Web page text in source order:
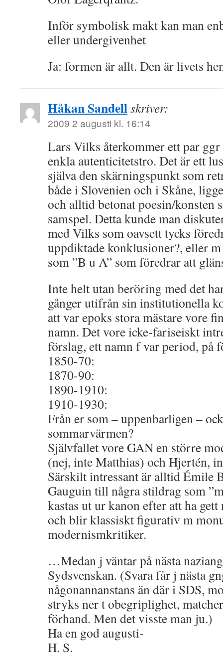
Inför symbolisk makt kan man
eller undergivenhet
Ja: formen är allt. Den är livets
Håkan Sandellskriver:
2009 2 augusti kl. 16:14
Lars Vilks återkommer ett par
enkla autenticitetstro. Det är ett
själva den skärningspunkt som
både i Slovenien och i Skåne,
och alltid betonat poesin/konsten
samspel. Detta kunde man
med Vilks som oavsett tycks
uppdiktade konklusioner?, eller
som ”B u A” som föredrar att
Inte helt utan beröring med det
gånger utifrån sin institutionella
att var epoks stora mästare vore
namn. Det vore icke-fariseiskt
förslag, ett namn f var period, på
1850-70:
1870-90:
1890-1910:
1910-1930:
Från er som – uppenbarligen –
sommarvärmen?
Självfallet vore GAN en större
(nej, inte Matthias) och Hjertén,
Särskilt intressant är alltid Émile
Gauguin till några stildrag som
kastas ut ur kanon efter att ha
och blir klassiskt figurativ m
modernismkritiker.
…Medan j väntar på nästa
Sydsvenskan. (Svara får j nästa
någonannanstans än där i SDS,
stryks ner t obegriplighet,
förhand. Men det visste man ju.)
Ha en god augusti-
H. S.